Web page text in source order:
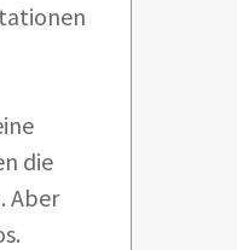
die
Aber